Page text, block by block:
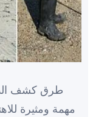
طرق كشف
مهمة ومثيرة